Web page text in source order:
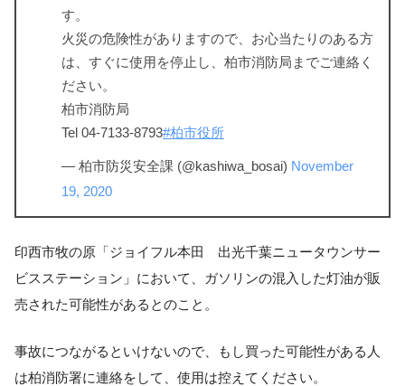
す。
火災の危険性がありますので、お心当たりのある方
は、すぐに使用を停止し、柏市消防局までご連絡く
ださい。
柏市消防局
Tel 04-7133-8793#柏市役所
— 柏市防災安全課 (@kashiwa_bosai) November
19, 2020
印西市牧の原「ジョイフル本田 出光千葉ニュータウンサー
ビスステーション」において、ガソリンの混入した灯油が販
売された可能性があるとのこと。
事故につながるといけないので、もし買った可能性がある人
は柏消防署に連絡をして、使用は控えてください。